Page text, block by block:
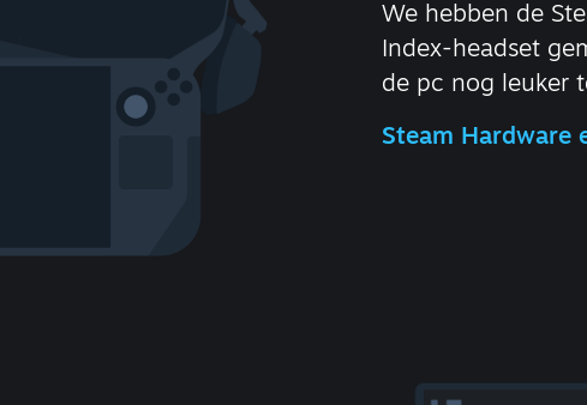
We hebben de
Index-headset
de pc nog leuker
Steam Hardware